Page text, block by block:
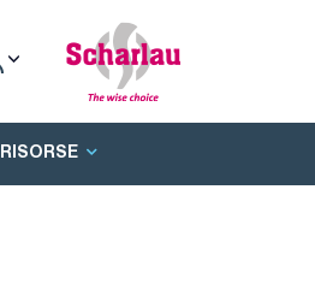
RISORSE